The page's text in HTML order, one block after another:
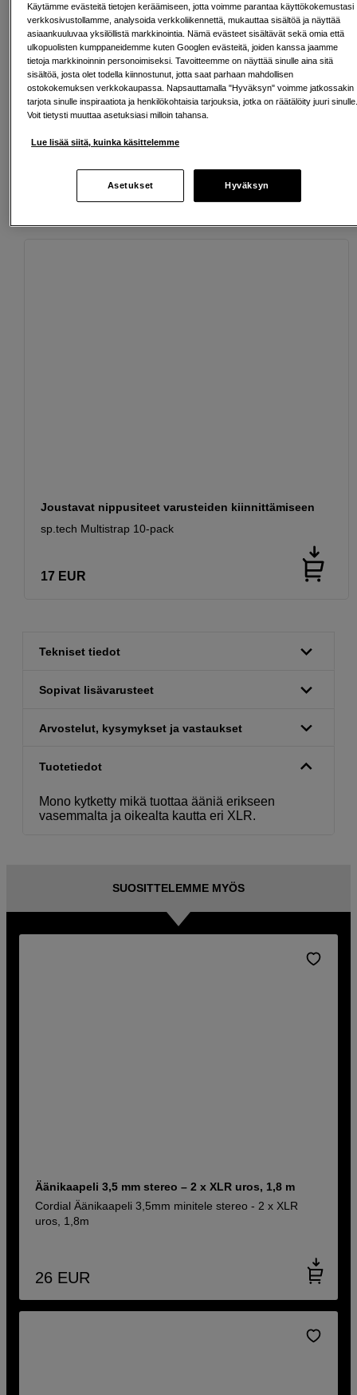
Ilmainen toimitus yli 200 EUR ostoksille
Osta nyt ja maksa myöhemmin
Henkilökohtaista palvelua
Joustavat nippusiteet varusteiden kiinnittämiseen
sp.tech Multistrap 10-pack
17 EUR
Tekniset tiedot
Sopivat lisävarusteet
Arvostelut, kysymykset ja vastaukset
Tuotetiedot
Mono kytketty mikä tuottaa ääniä erikseen
vasemmalta ja oikealta kautta eri XLR.
SUOSITTELEMME MYÖS
Äänikaapeli 3,5 mm stereo – 2 x XLR uros, 1,8 m
Cordial Äänikaapeli 3,5mm minitele stereo - 2 x XLR
uros, 1,8m
26 EUR
Käytämme evästeitä tietojen keräämiseen, jotta voimme parantaa käyttökokemustasi
verkkosivustollamme, analysoida verkkoliikennettä, mukauttaa sisältöä ja näyttää
asiaankuuluvaa yksilöllistä markkinointia. Nämä evästeet sisältävät sekä omia että
ulkopuolisten kumppaneidemme kuten Googlen evästeitä, joiden kanssa jaamme
tietoja markkinoinnin personoimiseksi. Tavoitteemme on näyttää sinulle aina sitä
sisältöä, josta olet todella kiinnostunut, jotta saat parhaan mahdollisen
ostokokemuksen verkkokaupassa. Napsauttamalla "Hyväksyn" voimme jatkossakin
tarjota sinulle inspiraatiota ja henkilökohtaisia tarjouksia, jotka on räätälöity juuri
Voit tietysti muuttaa asetuksiasi milloin tahansa.
Lue lisää siitä, kuinka käsittelemme
Asetukset Hyväksyn